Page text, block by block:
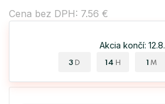
Cena bez DPH: 7.56 €
Akcia končí: 12.8.
3 D 14 H 1 M